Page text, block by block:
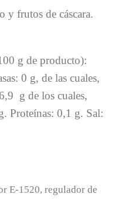
y frutos de cáscara.
g de producto):
0 g, de las cuales,
g de los cuales,
Proteínas: 0,1 g. Sal:
E-1520, regulador de